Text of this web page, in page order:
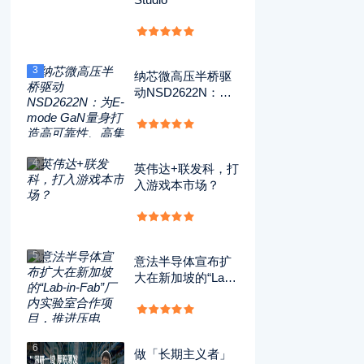
3
纳芯微高压半桥驱
动NSD2622N：为
打造高可靠性、高
4
英伟达+联发科，打
入游戏本市场？
5
意法半导体宣布扩
大在新加坡的“Lab-i
合作项目，推进压
6
做「长期主义者」